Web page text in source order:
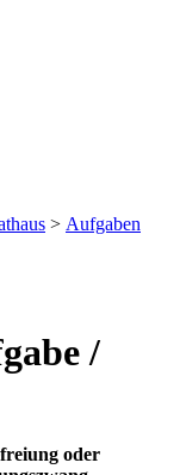
> Aufgaben
/
oder